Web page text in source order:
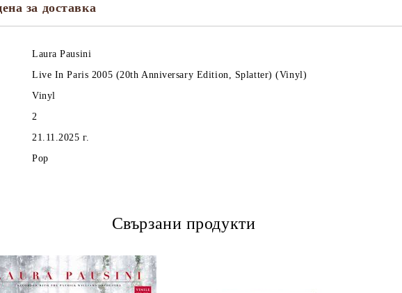
за доставка
Laura Pausini
Live In Paris 2005 (20th Anniversary Edition, Splatter) (Vinyl)
Vinyl
2
21.11.2025 г.
Pop
Свързани продукти